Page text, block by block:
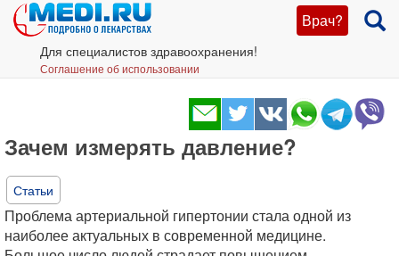
Врач?
Для специалистов здравоохранения!
Соглашение об использовании
Зачем измерять давление?
Статьи
Проблема артериальной гипертонии стала одной из
наиболее актуальных в современной медицине.